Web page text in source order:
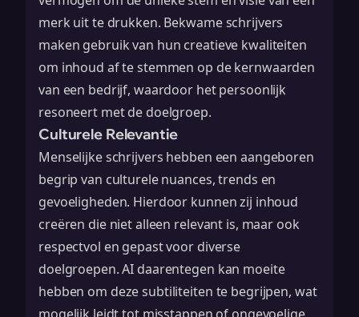
merk uit te drukken. Bekwame schrijvers
maken gebruik van hun creatieve kwaliteiten
om inhoud af te stemmen op de kernwaarden
van een bedrijf, waardoor het persoonlijk
resoneert met de doelgroep.
Culturele Relevantie
Menselijke schrijvers hebben een aangeboren
begrip van culturele nuances, trends en
gevoeligheden. Hierdoor kunnen zij inhoud
creëren die niet alleen relevant is, maar ook
respectvol en gepast voor diverse
doelgroepen. AI daarentegen kan moeite
hebben om deze subtiliteiten te begrijpen, wat